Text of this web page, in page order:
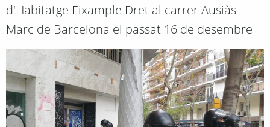
d'Habitatge Eixample Dret al carrer Ausiàs
Marc de Barcelona el passat 16 de desembre